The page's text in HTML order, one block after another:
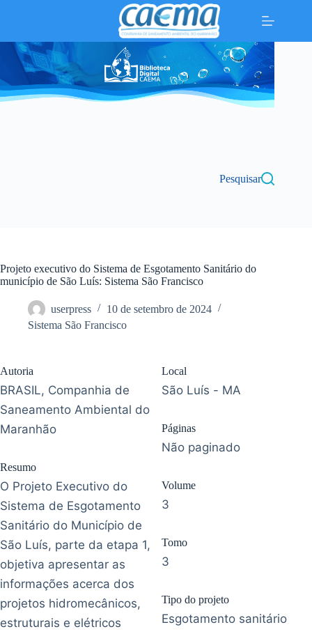
conteúdo
Pesquisar
Projeto executivo do Sistema de Esgotamento Sanitário do
município de São Luís: Sistema São Francisco
userpress
10 de setembro de 2024
Sistema São Francisco
Autoria
BRASIL, Companhia de
Saneamento Ambiental do
Maranhão
Resumo
O Projeto Executivo do
Sistema de Esgotamento
Sanitário do Município de
São Luís, parte da etapa 1,
objetiva apresentar as
informações acerca dos
projetos hidromecânicos,
estruturais e elétricos
Local
São Luís - MA
Páginas
Não paginado
Volume
3
Tomo
3
Tipo do projeto
Esgotamento sanitário